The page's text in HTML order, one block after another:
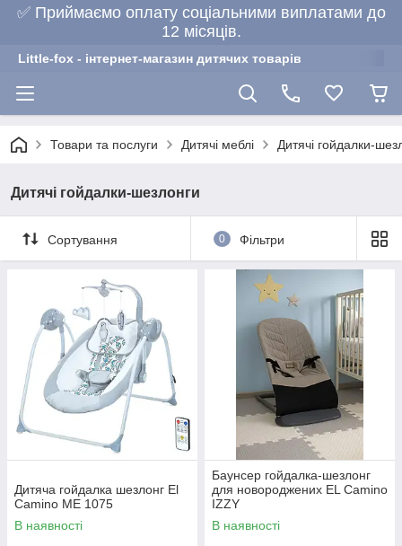
✅ Приймаємо оплату соціальними виплатами до
12 місяців.
Little-fox - інтернет-магазин дитячих товарів
Товари та послуги Дитячі меблі Дитячі гойдалки-
Дитячі гойдалки-шезлонги
Сортування 0 Фільтри
Дитяча гойдалка шезлонг El
Camino ME 1075
В наявності
Баунсер гойдалка-шезлонг
для новороджених EL Camino
IZZY
В наявності